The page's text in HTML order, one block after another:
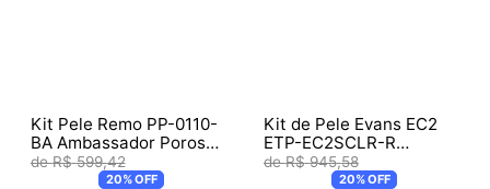
Kit Pele Remo PP-0110-
BA Ambassador Porosa
10 12 14 14
R$ 599,42
20%OFF
Kit de Pele Evans EC2
ETP-EC2SCLR-R
10/12/16
R$ 945,58
20%OFF